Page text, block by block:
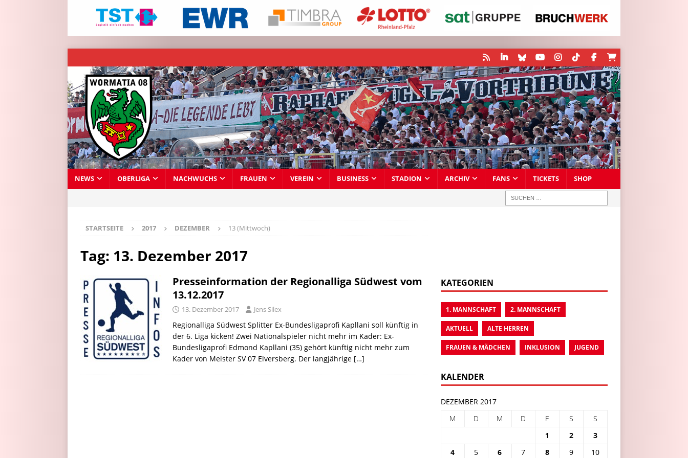
NEWS OBERLIGA NACHWUCHS FRAUEN VEREIN BUSINESS STADION ARCHIV FANS TICKETS SHOP
STARTSEITE 2017 DEZEMBER 13 (Mittwoch)
Tag: 13. Dezember 2017
Presseinformation der Regionalliga Südwest vom
13.12.2017
13. Dezember 2017 Jens Silex
Regionalliga Südwest Splitter Ex-Bundesligaprofi Kapllani soll künftig in
der 6. Liga kicken! Zwei Nationalspieler nicht mehr im Kader: Ex-
Bundesligaprofi Edmond Kapllani (35) gehört künftig nicht mehr zum
Kader von Meister SV 07 Elversberg. Der langjährige […]
KATEGORIEN
1. MANNSCHAFT 2. MANNSCHAFT
AKTUELL ALTE HERREN
FRAUEN & MÄDCHEN INKLUSION JUGEND
KALENDER
DEZEMBER 2017
M
D M D F S
S
1
2
3
4
5 6 7 8 9 10